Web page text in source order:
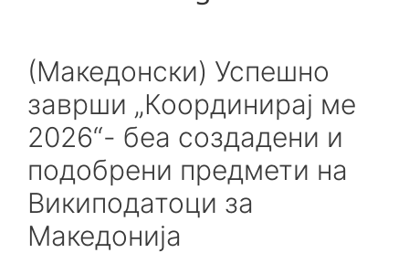
(Македонски) Успешно
заврши „Координирај ме
2026“- беа создадени и
подобрени предмети на
Википодатоци за
Македонија